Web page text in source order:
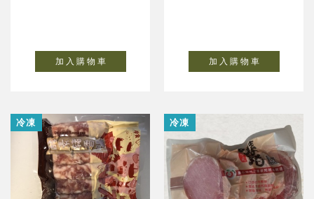
加 入 購 物 車 加 入 購 物 車
冷凍 冷凍